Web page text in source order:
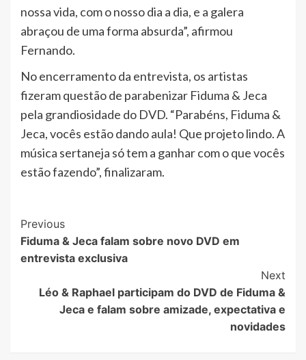
nossa vida, com o nosso dia a dia, e a galera
abraçou de uma forma absurda”, afirmou
Fernando.
No encerramento da entrevista, os artistas
fizeram questão de parabenizar Fiduma & Jeca
pela grandiosidade do DVD. “Parabéns, Fiduma &
Jeca, vocês estão dando aula! Que projeto lindo. A
música sertaneja só tem a ganhar com o que vocês
estão fazendo”, finalizaram.
Post
Navigation
Previous
Fiduma & Jeca falam sobre novo DVD em
entrevista exclusiva
Next
Léo & Raphael participam do DVD de Fiduma &
Jeca e falam sobre amizade, expectativa e
novidades